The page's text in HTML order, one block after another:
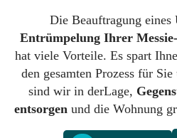
Die Beauftragung eines
Entrümpelung Ihrer
hat viele Vorteile. Es spart
den gesamten Prozess für
sind wir in derLage,
entsorgen und die Wohnung